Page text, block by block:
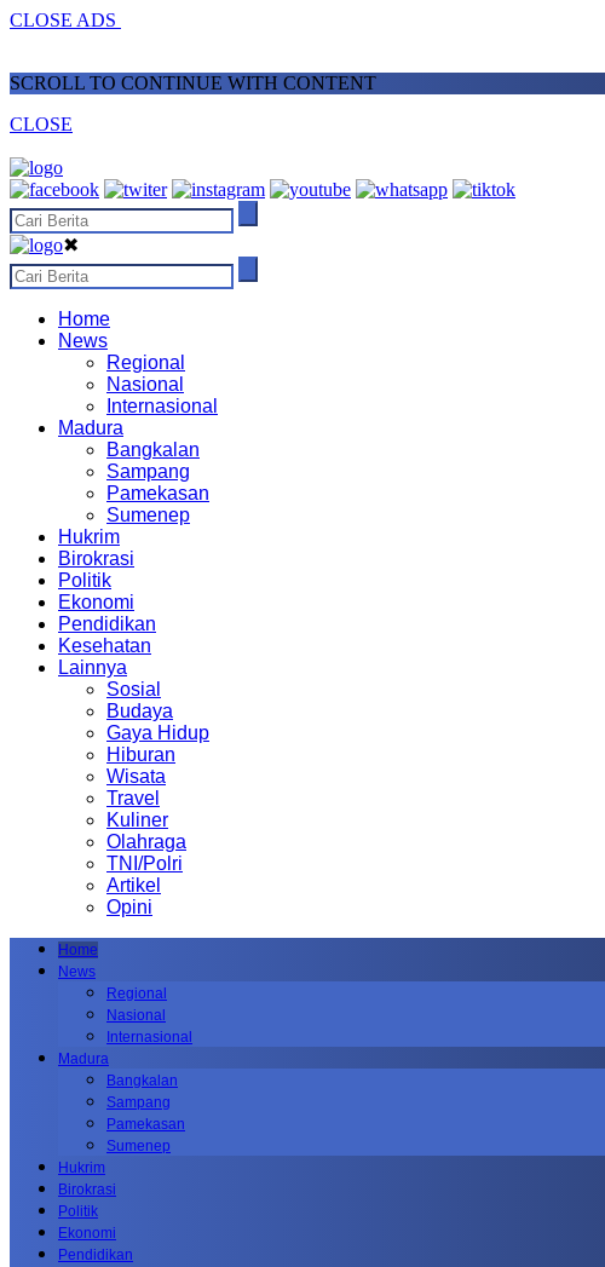
CLOSE ADS
SCROLL TO CONTINUE WITH CONTENT
CLOSE
✖
Home
News
Regional
Nasional
Internasional
Madura
Bangkalan
Sampang
Pamekasan
Sumenep
Hukrim
Birokrasi
Politik
Ekonomi
Pendidikan
Kesehatan
Lainnya
Sosial
Budaya
Gaya Hidup
Hiburan
Wisata
Travel
Kuliner
Olahraga
TNI/Polri
Artikel
Opini
Home
News
Regional
Nasional
Internasional
Madura
Bangkalan
Sampang
Pamekasan
Sumenep
Hukrim
Birokrasi
Politik
Ekonomi
Pendidikan